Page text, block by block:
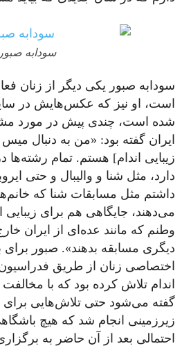
سودابه صبور
سودابه صبور یکی دیگر از زنان
است، او نیز که عکس‌هایش در
شده است، چندی پیش در مورد
ایران گفته بود: «من به دنبال
زیبایی اندام] هستم. تمام رشته‌ها
دارد، مثل شنا و والیبال و حتی
داشتم مثل مسابقات شنا که
می‌دهند، جایگاهی هم برای زیبایی
وطنم که مانند عده‌ای از ایران
دیگری مسابقه بدهند». صبور
اختصاصی زنان از طریق
اندام تلاش کرده بود که با
گفته می‌شود حتی تلاش‌هایی برای
زیرزمینی انجام شد که هیچ
احتمالی بعد از آن حاضر به